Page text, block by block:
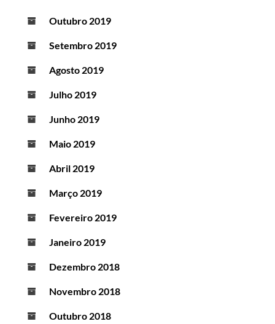
Outubro 2019
Setembro 2019
Agosto 2019
Julho 2019
Junho 2019
Maio 2019
Abril 2019
Março 2019
Fevereiro 2019
Janeiro 2019
Dezembro 2018
Novembro 2018
Outubro 2018